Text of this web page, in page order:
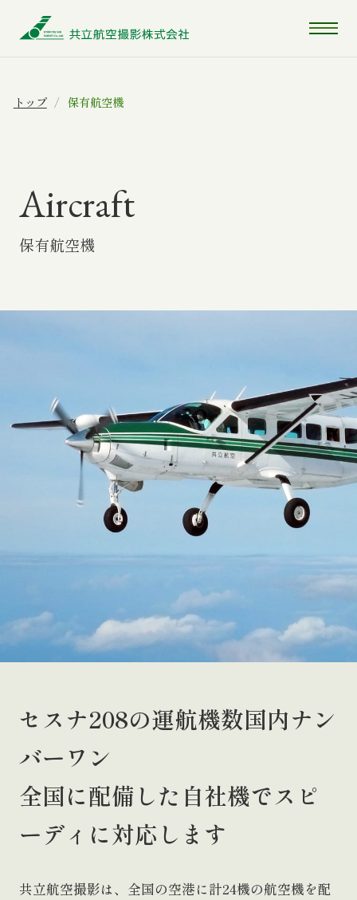
トップ 保有航空機
Aircraft
保有航空機
セスナ208の運航機数国内ナン
バーワン
全国に配備した自社機でスピ
ーディに対応します
共立航空撮影は、全国の空港に計24機の航空機を配